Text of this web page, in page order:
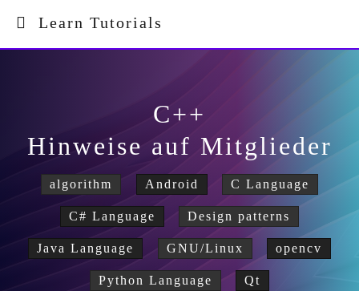
Learn Tutorials
C++
Hinweise auf Mitglieder
algorithm Android C Language
C# Language Design patterns
Java Language GNU/Linux opencv
Python Language Qt